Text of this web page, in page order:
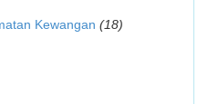
Kewangan (18)